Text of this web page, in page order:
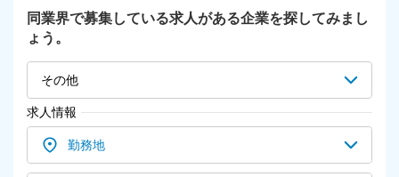
約先に配属！ 現地でリーダーのもと、実践に即した研修を随
時行います。 医療材料の知識や人材の管理など、多彩なスキ
いただいた後は、パート社員のマネジメント業務にも携わって
いただきます。経験や転職のハンデは一切なく、頑張りを公平
同業界で募集している求人がある企業を探してみまし
ょう。
その他
求人情報
勤務地